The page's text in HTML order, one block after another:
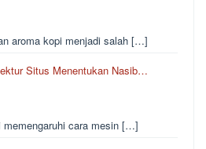
aroma kopi menjadi salah […]
Situs Menentukan Nasib…
memengaruhi cara mesin […]